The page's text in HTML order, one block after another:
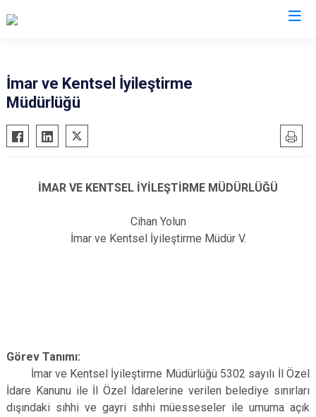
İmar ve Kentsel İyileştirme
Müdürlüğü
İMAR VE KENTSEL İYİLEŞTİRME MÜDÜRLÜĞÜ
Cihan Yolun
İmar ve Kentsel İyileştirme Müdür V.
Görev Tanımı:
İmar ve Kentsel İyileştirme Müdürlüğü 5302 sayılı İl Özel
İdare Kanunu ile İl Özel İdarelerine verilen belediye sınırları
dışındaki sıhhi ve gayri sıhhi müesseseler ile umuma açık